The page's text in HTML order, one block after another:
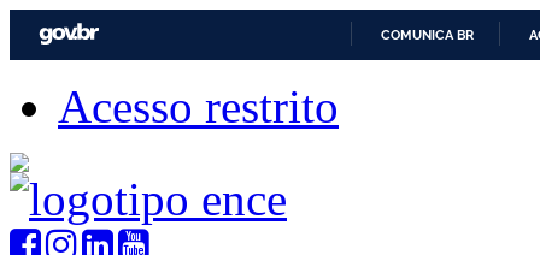
COMUNICA BR
Acesso restrito